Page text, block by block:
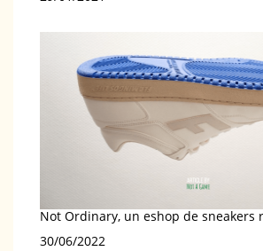
Not Ordinary, un eshop de sneakers
Date
30/06/2022